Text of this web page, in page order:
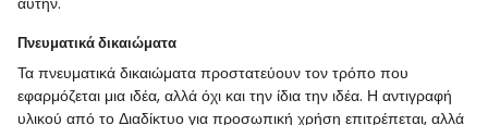
Πνευματικά δικαιώματα
Τα πνευματικά δικαιώματα προστατεύουν τον τρόπο που
εφαρμόζεται μια ιδέα, αλλά όχι και την ίδια την ιδέα. Η αντιγραφή
υλικού από το Διαδίκτυο για προσωπική χρήση επιτρέπεται, αλλά